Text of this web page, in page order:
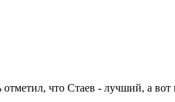
что Стаев - лучший, а